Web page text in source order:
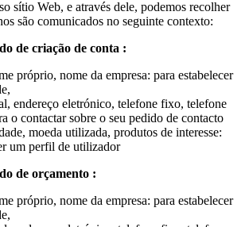
sítio Web, e através dele, podemos recolher
são comunicados no seguinte contexto:
de criação de conta :
próprio, nome da empresa: para estabelecer
endereço eletrónico, telefone fixo, telefone
o contactar sobre o seu pedido de contacto
moeda utilizada, produtos de interesse:
um perfil de utilizador
de orçamento :
próprio, nome da empresa: para estabelecer